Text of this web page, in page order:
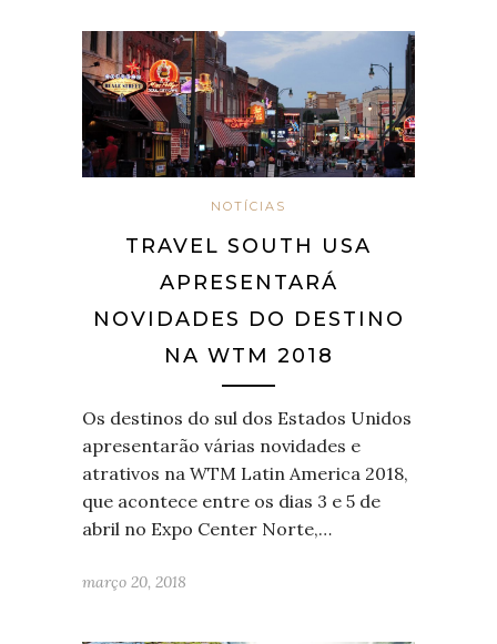
NOTÍCIAS
TRAVEL SOUTH USA
APRESENTARÁ
NOVIDADES DO DESTINO
NA WTM 2018
Os destinos do sul dos Estados Unidos
apresentarão várias novidades e
atrativos na WTM Latin America 2018,
que acontece entre os dias 3 e 5 de
abril no Expo Center Norte,…
março 20, 2018